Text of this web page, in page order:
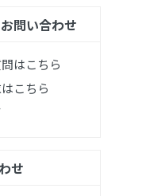
問い合わせ
はこちら
こちら
せ